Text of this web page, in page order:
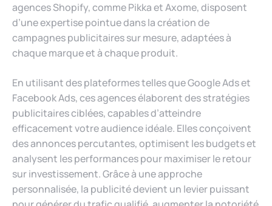
agences Shopify, comme Pikka et Axome, disposent
d’une expertise pointue dans la création de
campagnes publicitaires sur mesure, adaptées à
chaque marque et à chaque produit.
En utilisant des plateformes telles que Google Ads et
Facebook Ads, ces agences élaborent des stratégies
publicitaires ciblées, capables d’atteindre
efficacement votre audience idéale. Elles conçoivent
des annonces percutantes, optimisent les budgets et
analysent les performances pour maximiser le retour
sur investissement. Grâce à une approche
personnalisée, la publicité devient un levier puissant